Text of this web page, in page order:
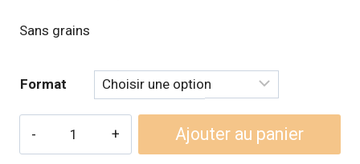
20,99$
à
83,99$
Sans grains
Format
Ajouter au panier